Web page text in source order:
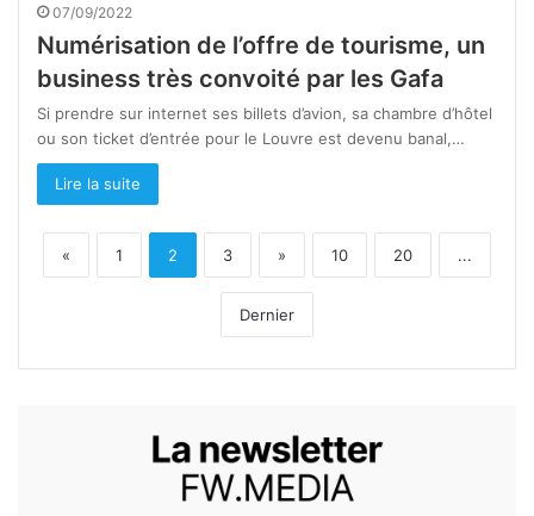
07/09/2022
Numérisation de l’offre de tourisme, un
business très convoité par les Gafa
Si prendre sur internet ses billets d’avion, sa chambre d’hôtel
ou son ticket d’entrée pour le Louvre est devenu banal,…
Lire la suite
« 1 2 3 » 10 20 ...
Dernier